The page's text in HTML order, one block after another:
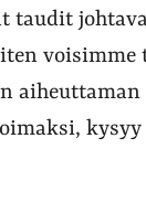
taudit
voisimme
kysyy